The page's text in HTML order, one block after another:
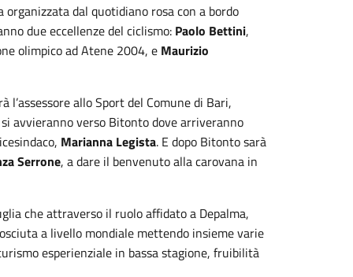
organizzata dal quotidiano rosa con a bordo
due eccellenze del ciclismo: Paolo Bettini,
olimpico ad Atene 2004, e Maurizio
allo Sport del Comune di Bari,
avvieranno verso Bitonto dove arriveranno
Marianna Legista. E dopo Bitonto sarà
Serrone, a dare il benvenuto alla carovana in
che attraverso il ruolo affidato a Depalma,
a livello mondiale mettendo insieme varie
esperienziale in bassa stagione, fruibilità